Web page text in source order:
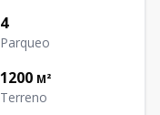
4
Parqueo
1200 M²
Terreno